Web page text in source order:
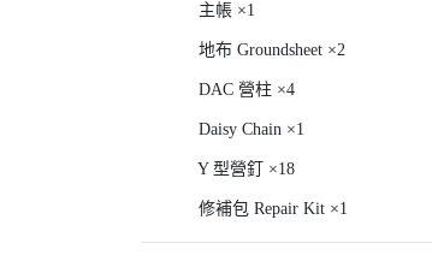
主帳 ×1
地布 Groundsheet ×2
DAC 營柱 ×4
Daisy Chain ×1
Y 型營釘 ×18
修補包 Repair Kit ×1